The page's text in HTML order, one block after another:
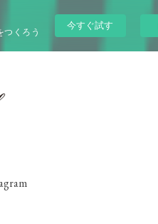
くろう
今すぐ試す